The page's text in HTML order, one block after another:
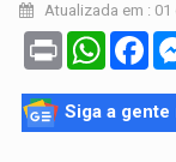
Atualizada em : 01
Print
Siga a gente